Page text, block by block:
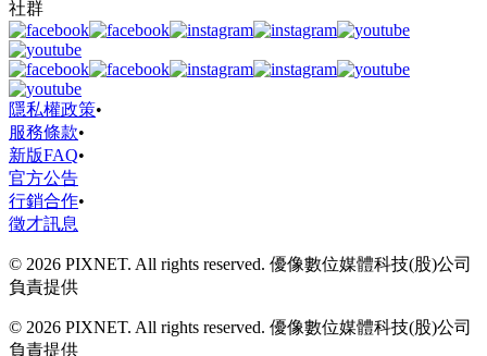
社群
隱私權政策•
服務條款•
新版FAQ•
官方公告
行銷合作•
徵才訊息
© 2026 PIXNET. All rights reserved. 優像數位媒體科技(股)公司
負責提供
© 2026 PIXNET. All rights reserved. 優像數位媒體科技(股)公司
負責提供